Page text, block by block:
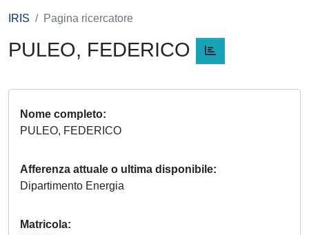
IRIS Pagina ricercatore
PULEO, FEDERICO
Nome completo
PULEO, FEDERICO
Afferenza attuale o ultima disponibile
Dipartimento Energia
Matricola